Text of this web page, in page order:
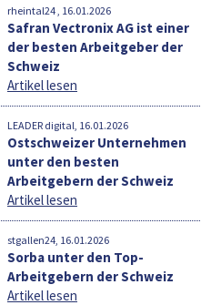
rheintal24 , 16.01.2026
Safran Vectronix AG ist einer
der besten Arbeitgeber der
Schweiz
Artikel lesen
LEADER digital, 16.01.2026
Ostschweizer Unternehmen
unter den besten
Arbeitgebern der Schweiz
Artikel lesen
stgallen24, 16.01.2026
Sorba unter den Top-
Arbeitgebern der Schweiz
Artikel lesen